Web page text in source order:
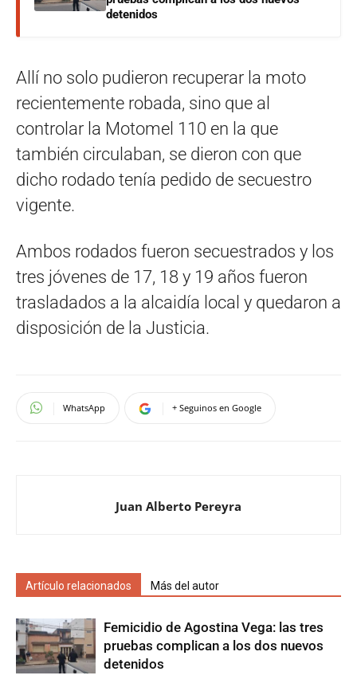
detenidos
Allí no solo pudieron recuperar la moto
recientemente robada, sino que al
controlar la Motomel 110 en la que
también circulaban, se dieron con que
dicho rodado tenía pedido de secuestro
vigente.
Ambos rodados fueron secuestrados y los
tres jóvenes de 17, 18 y 19 años fueron
trasladados a la alcaidía local y quedaron a
disposición de la Justicia.
WhatsApp + Seguinos en Google
Juan Alberto Pereyra
Artículo relacionados Más del autor
Femicidio de Agostina Vega: las tres
pruebas complican a los dos nuevos
detenidos